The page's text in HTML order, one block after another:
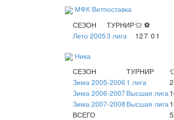
МФК Ветпоставка
СЕЗОН
ТУРНИР👕 ⚽
Лето 20053 лига 127 0 1
Ника
СЕЗОН
ТУРНИР
Зима 2005-2006 1 лига
Зима 2006-2007Высшая лига
Зима 2007-2008 Высшая лига
ВСЕГО